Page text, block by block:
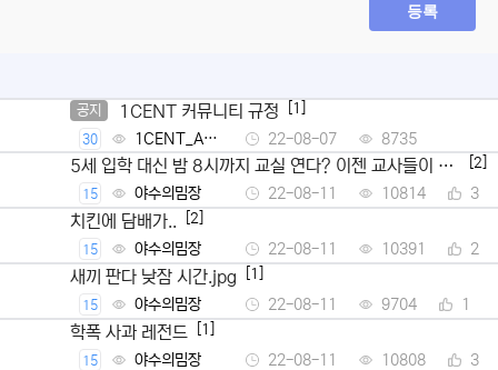
등록
공지 1CENT 커뮤니티 규정 [1]
30
1CENT_Ad
min
22-08-07 8735
5세 입학 대신 밤 8시까지 교실 연다? 이젠 교사들이 뿔
났다
[2]
15 야수의밈장 22-08-11 10814 3
치킨에 담배가.. [2]
15 야수의밈장 22-08-11 10391 2
새끼 판다 낮잠 시간.jpg [1]
15 야수의밈장 22-08-11 9704 1
학폭 사과 레전드 [1]
15 야수의밈장 22-08-11 10808 3